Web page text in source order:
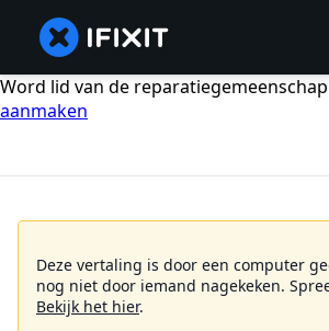
Word lid van de
aanmaken
Deze vertaling is door een computer
nog niet door iemand nagekeken.
Bekijk het hier.